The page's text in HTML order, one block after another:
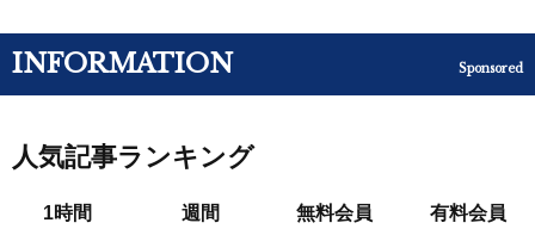
INFORMATION Sponsored
人気記事ランキング
1時間 週間 無料会員 有料会員